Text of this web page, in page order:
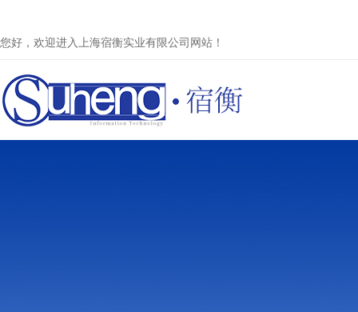
您好，欢迎进入上海宿衡实业有限公司网站！